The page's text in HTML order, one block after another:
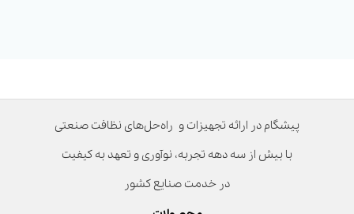
پیشگام در ارائه تجهیزات و راه‌حل‌های نظافت صنعتی
با بیش از سه دهه تجربه، نوآوری و تعهد به کیفیت
در خدمت صنایع کشور